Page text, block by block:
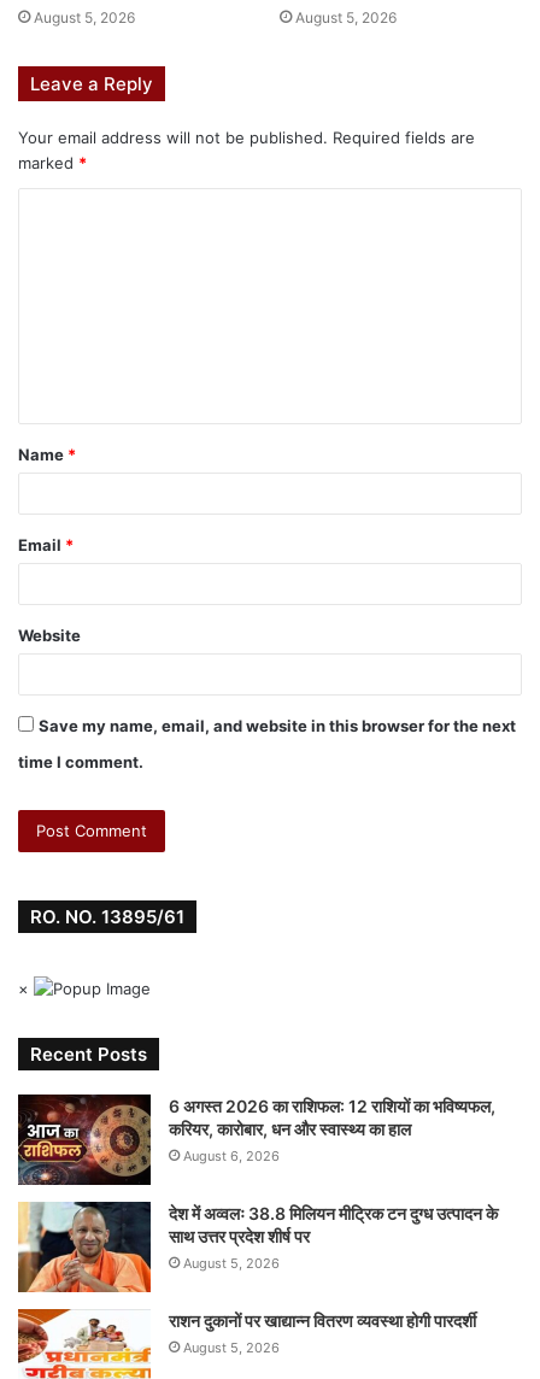
August 5, 2026 August 5, 2026
Leave a Reply
Your email address will not be published. Required fields are
marked *
Name *
Email *
Website
Save my name, email, and website in this browser for the next
time I comment.
RO. NO. 13895/61
×
Recent Posts
6 अगस्त 2026 का राशिफल: 12 राशियों का भविष्यफल,
करियर, कारोबार, धन और स्वास्थ्य का हाल
August 6, 2026
देश में अव्वलः 38.8 मिलियन मीट्रिक टन दुग्ध उत्पादन के
साथ उत्तर प्रदेश शीर्ष पर
August 5, 2026
राशन दुकानों पर खाद्यान्न वितरण व्यवस्था होगी पारदर्शी
August 5, 2026